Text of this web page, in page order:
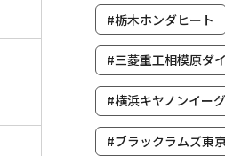
#栃木ホンダヒート
#三菱重工相模原ダ
#横浜キヤノンイー
#ブラックラムズ東